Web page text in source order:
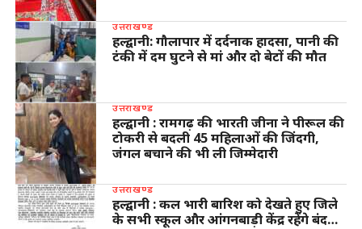
उत्तराखण्ड
हल्द्वानी: गौलापार में दर्दनाक हादसा, पानी की
टंकी में दम घुटने से मां और दो बेटों की मौत
उत्तराखण्ड
हल्द्वानी : रामगढ़ की भारती जीना ने पीरूल की
टोकरी से बदली 45 महिलाओं की जिंदगी,
जंगल बचाने की भी ली जिम्मेदारी
उत्तराखण्ड
हल्द्वानी : कल भारी बारिश को देखते हुए जिले
के सभी स्कूल और आंगनबाड़ी केंद्र रहेंगे बंद…